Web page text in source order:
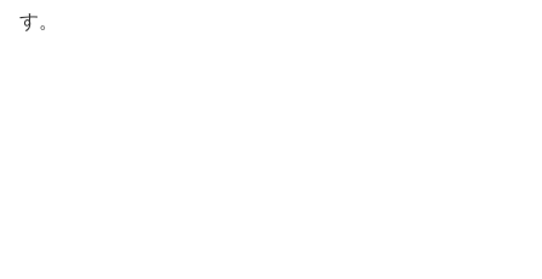
す。